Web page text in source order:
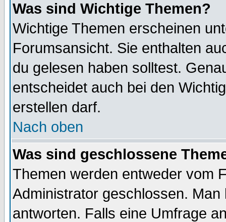
Was sind Wichtige Themen?
Wichtige Themen erscheinen
Forumsansicht. Sie enthalten
du gelesen haben solltest.
entscheidet auch bei den
erstellen darf.
Nach oben
Was sind geschlossene
Themen werden entweder vom
Administrator geschlossen.
antworten. Falls eine Umfrage